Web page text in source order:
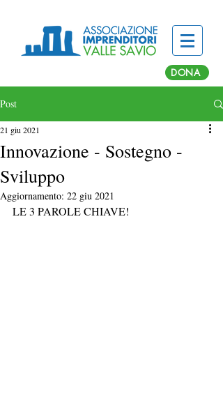
DONA
Post
Innovazione - Sostegno -
Sviluppo
21 giu 2021
Aggiornamento: 22 giu 2021
LE 3 PAROLE CHIAVE!